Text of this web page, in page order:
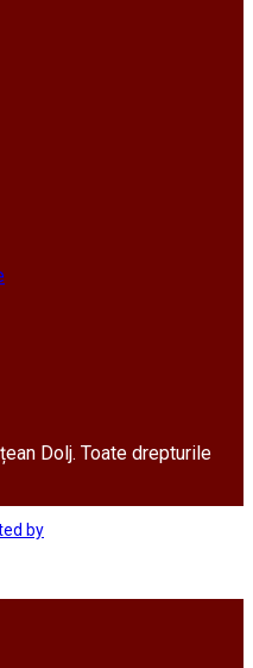
Dolj. Toate drepturile
by